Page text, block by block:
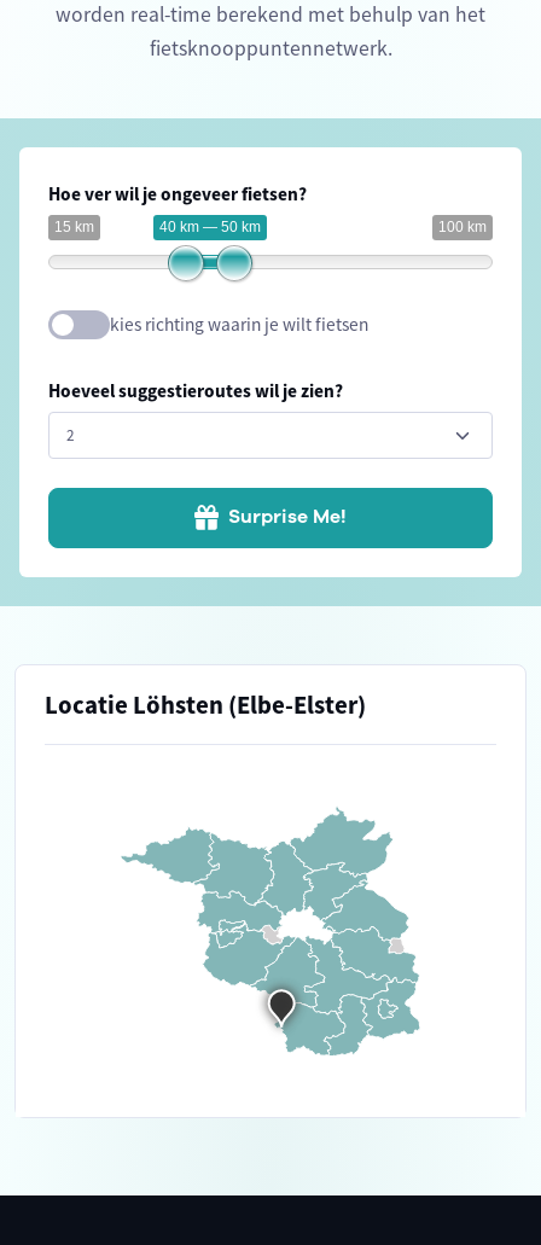
worden real-time berekend met behulp van het
fietsknooppuntennetwerk.
Hoe ver wil je ongeveer fietsen?
15 km 100 km
40 km — 50 km
kies richting waarin je wilt fietsen
Hoeveel suggestieroutes wil je zien?
Surprise Me!
Locatie Löhsten (Elbe-Elster)